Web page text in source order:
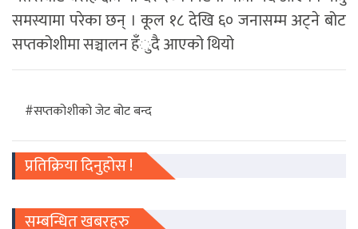
समस्यामा परेका छन् । कूल १८ देखि ६० जनासम्म अट्ने बोट
सप्तकोशीमा सञ्चालन हँुदै आएको थियो
#सप्तकोशीको जेट बोट बन्द
प्रतिक्रिया दिनुहोस !
सम्बन्धित खबरहरु